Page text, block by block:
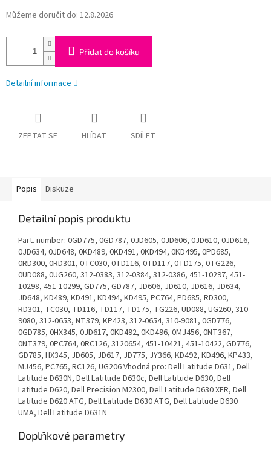
Můžeme doručit do: 12.8.2026
Přidat do košíku
Detailní informace
ZEPTAT SE HLÍDAT SDÍLET
Popis Diskuze
Detailní popis produktu
Part. number: 0GD775, 0GD787, 0JD605, 0JD606, 0JD610, 0JD616,
0JD634, 0JD648, 0KD489, 0KD491, 0KD494, 0KD495, 0PD685,
0RD300, 0RD301, 0TC030, 0TD116, 0TD117, 0TD175, 0TG226,
0UD088, 0UG260, 312-0383, 312-0384, 312-0386, 451-10297, 451-
10298, 451-10299, GD775, GD787, JD606, JD610, JD616, JD634,
JD648, KD489, KD491, KD494, KD495, PC764, PD685, RD300,
RD301, TC030, TD116, TD117, TD175, TG226, UD088, UG260, 310-
9080, 312-0653, NT379, KP423, 312-0654, 310-9081, 0GD776,
0GD785, 0HX345, 0JD617, 0KD492, 0KD496, 0MJ456, 0NT367,
0NT379, 0PC764, 0RC126, 3120654, 451-10421, 451-10422, GD776,
GD785, HX345, JD605, JD617, JD775, JY366, KD492, KD496, KP433,
MJ456, PC765, RC126, UG206 Vhodná pro: Dell Latitude D631, Dell
Latitude D630N, Dell Latitude D630c, Dell Latitude D630, Dell
Latitude D620, Dell Precision M2300, Dell Latitude D630 XFR, Dell
Latitude D620 ATG, Dell Latitude D630 ATG, Dell Latitude D630
UMA, Dell Latitude D631N
Doplňkové parametry